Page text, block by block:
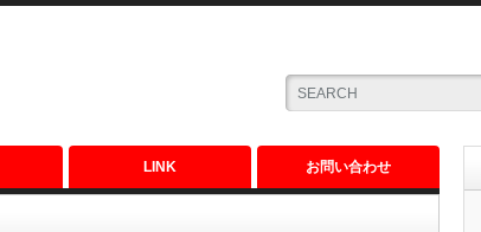
LINK お問い合わせ